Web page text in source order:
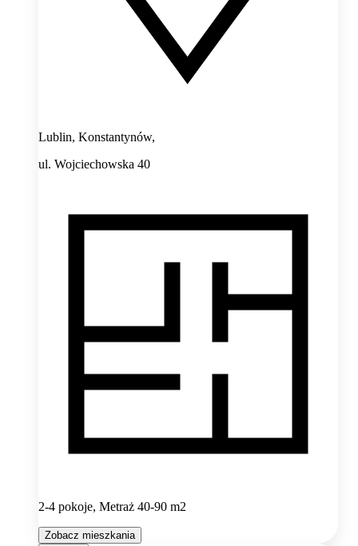
Lublin, Konstantynów,
ul. Wojciechowska 40
2-4 pokoje, Metraż 40-90 m2
Zobacz mieszkania